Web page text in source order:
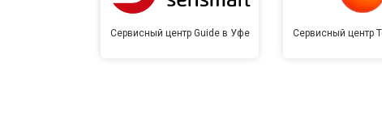
Сервисный центр Guide в Уфе Сервисный центр